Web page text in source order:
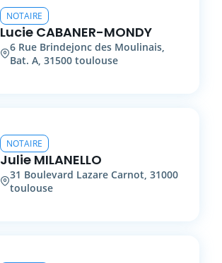
NOTAIRE
Lucie CABANER-MONDY
6 Rue Brindejonc des Moulinais,
Bat. A, 31500 toulouse
NOTAIRE
Julie MILANELLO
31 Boulevard Lazare Carnot, 31000
toulouse